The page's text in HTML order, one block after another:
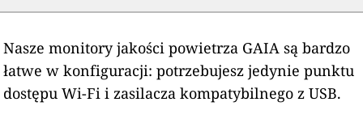
Nasze monitory jakości powietrza GAIA są bardzo
łatwe w konfiguracji: potrzebujesz jedynie punktu
dostępu Wi-Fi i zasilacza kompatybilnego z USB.